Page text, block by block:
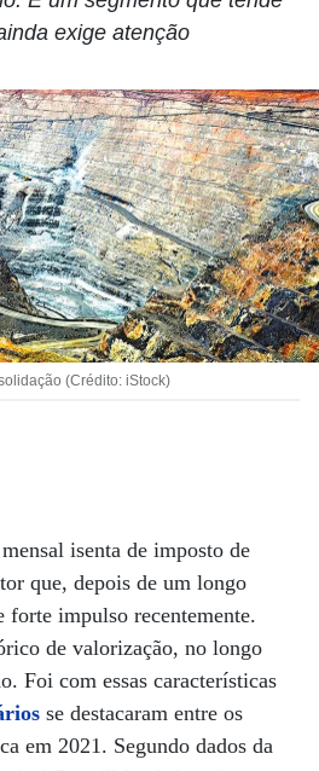
exige atenção
(Crédito: iStock)
isenta de imposto de
que, depois de um longo
forte impulso recentemente.
de valorização, no longo
Foi com essas características
se destacaram entre os
em 2021. Segundo dados da